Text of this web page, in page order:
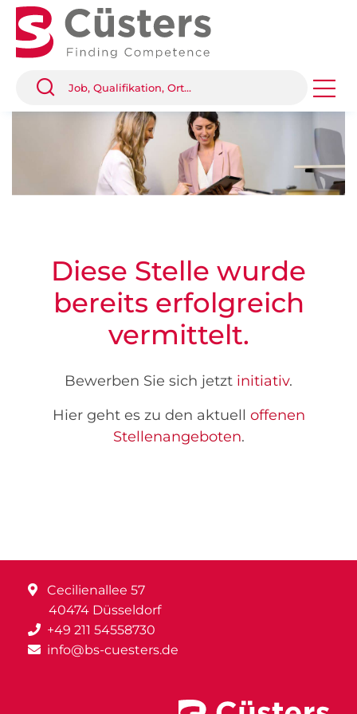
Diese Stelle wurde
bereits erfolgreich
vermittelt.
Bewerben Sie sich jetzt initiativ.
Hier geht es zu den aktuell offenen
Stellenangeboten.
Cecilienallee 57
40474 Düsseldorf
+49 211 54558730
info@bs-cuesters.de